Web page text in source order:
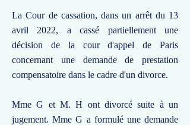
La Cour de cassation, dans un arrêt du 13
avril 2022, a cassé partiellement une
décision de la cour d'appel de Paris
concernant une demande de prestation
compensatoire dans le cadre d'un divorce.
Mme G et M. H ont divorcé suite à un
jugement. Mme G a formulé une demande